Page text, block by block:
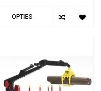
OPTIES